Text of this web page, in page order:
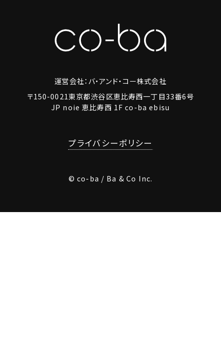
運営会社：バ・アンド・コー株式会社
〒150-0021東京都渋谷区恵比寿西一丁目33番6号
JP noie 恵比寿西 1F co-ba ebisu
プライバシーポリシー
© co-ba / Ba & Co Inc.